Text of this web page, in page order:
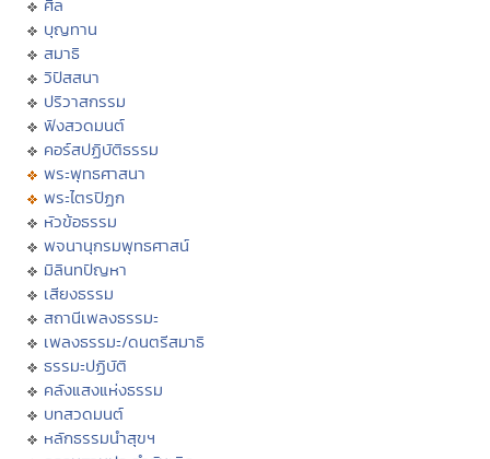
ศีล
บุญทาน
สมาธิ
วิปัสสนา
ปริวาสกรรม
ฟังสวดมนต์
คอร์สปฏิบัติธรรม
พระพุทธศาสนา
พระไตรปิฏก
หัวข้อธรรม
พจนานุกรมพุทธศาสน์
มิลินทปัญหา
เสียงธรรม
สถานีเพลงธรรมะ
เพลงธรรมะ/ดนตรีสมาธิ
ธรรมะปฏิบัติ
คลังแสงแห่งธรรม
บทสวดมนต์
หลักธรรมนำสุขฯ